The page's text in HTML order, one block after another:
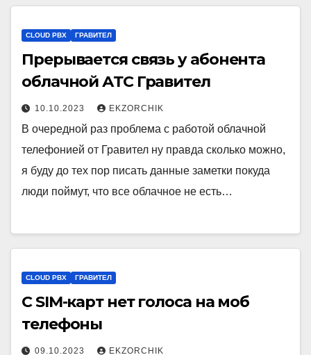
CLOUD PBX ГРАВИТЕЛ
Прерывается связь у абонента
облачной АТС Гравител
10.10.2023 EKZORCHIK
В очередной раз проблема с работой облачной
телефонией от Гравител ну правда сколько можно,
я буду до тех пор писать данные заметки покуда
люди поймут, что все облачное не есть…
CLOUD PBX ГРАВИТЕЛ
С SIM-карт нет голоса на моб
телефоны
09.10.2023 EKZORCHIK